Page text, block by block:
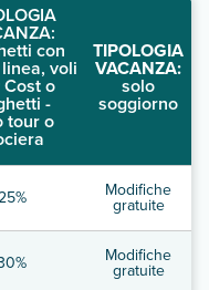
con
voli
Cost o
-
tour o
TIPOLOGIA
VACANZA:
solo
soggiorno
Modifiche
gratuite
Modifiche
gratuite